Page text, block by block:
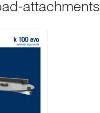
attachments